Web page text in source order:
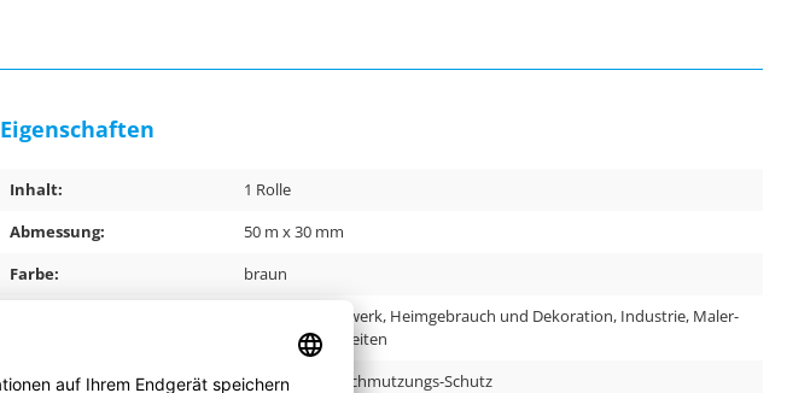
Eigenschaften
Inhalt:
1 Rolle
Abmessung:
50 m x 30 mm
Farbe:
braun
Bau und Handwerk, Heimgebrauch und Dekoration, Industrie, Maler-
und Lackierarbeiten
Anwendung:
Abkleben, Verschmutzungs-Schutz